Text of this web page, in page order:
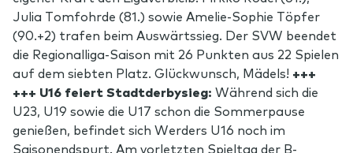
Julia Tomfohrde (81.) sowie Amelie-Sophie Töpfer
(90.+2) trafen beim Auswärtssieg. Der SVW beendet
die Regionalliga-Saison mit 26 Punkten aus 22 Spielen
auf dem siebten Platz. Glückwunsch, Mädels! +++
+++ U16 feiert Stadtderbysieg: Während sich die
U23, U19 sowie die U17 schon die Sommerpause
genießen, befindet sich Werders U16 noch im
Saisonendspurt. Am vorletzten Spieltag der B-